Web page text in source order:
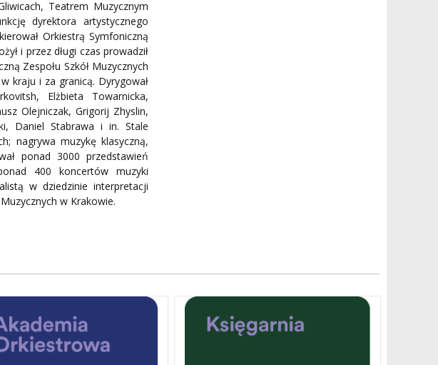
Teatrem Muzycznym
dyrektora artystycznego
Orkiestrą Symfoniczną
i przez długi czas prowadził
Zespołu Szkół Muzycznych
kraju i za granicą. Dyrygował
Elżbieta Towarnicka,
Olejniczak, Grigorij Zhyslin,
Daniel Stabrawa i in. Stale
nagrywa muzykę klasyczną,
ponad 3000 przedstawień
400 koncertów muzyki
w dziedzinie interpretacji
w Krakowie.